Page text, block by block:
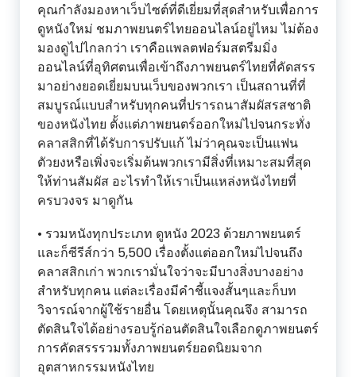
คุณกำลังมองหาเว็บไซต์ที่ดีเยี่ยมที่สุดสำหรับเพื่อการ
ดูหนังใหม่ ชมภาพยนตร์ไทยออนไลน์อยู่ไหม ไม่ต้อง
มองดูไปไกลกว่า เราคือแพลตฟอร์มสตรีมมิ่ง
ออนไลน์ที่อุทิศตนเพื่อเข้าถึงภาพยนตร์ไทยที่คัดสรร
มาอย่างยอดเยี่ยมบนเว็บของพวกเรา เป็นสถานที่ที่
สมบูรณ์แบบสำหรับทุกคนที่ปรารถนาสัมผัสรสชาติ
ของหนังไทย ตั้งแต่ภาพยนตร์ออกใหม่ไปจนกระทั่ง
คลาสสิกที่ได้รับการปรับแก้ ไม่ว่าคุณจะเป็นแฟน
ตัวยงหรือเพิ่งจะเริ่มต้นพวกเรามีสิ่งที่เหมาะสมที่สุด
ให้ท่านสัมผัส อะไรทำให้เราเป็นแหล่งหนังไทยที่
ครบวงจร มาดูกัน
• รวมหนังทุกประเภท ดูหนัง 2023 ด้วยภาพยนตร์
และก็ซีรีส์กว่า 5,500 เรื่องตั้งแต่ออกใหม่ไปจนถึง
คลาสสิกเก่า พวกเรามั่นใจว่าจะมีบางสิ่งบางอย่าง
สำหรับทุกคน แต่ละเรื่องมีคำชี้แจงสั้นๆและก็บท
วิจารณ์จากผู้ใช้รายอื่น โดยเหตุนั้นคุณจึง สามารถ
ตัดสินใจได้อย่างรอบรู้ก่อนตัดสินใจเลือกดูภาพยนตร์
การคัดสรรรวมทั้งภาพยนตร์ยอดนิยมจาก
อุตสาหกรรมหนังไทย